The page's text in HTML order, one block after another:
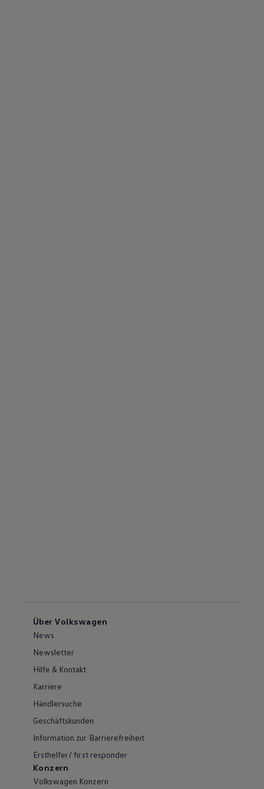
Über Volkswagen
News
Newsletter
Hilfe & Kontakt
Karriere
Händlersuche
Geschäftskunden
Information zur Barrierefreiheit
Ersthelfer/ first responder
Konzern
Volkswagen Konzern